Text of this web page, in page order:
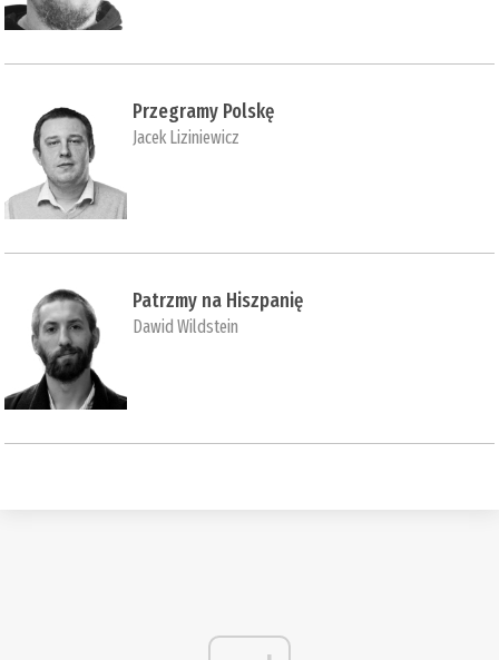
Przegramy Polskę
Jacek Liziniewicz
Patrzmy na Hiszpanię
Dawid Wildstein